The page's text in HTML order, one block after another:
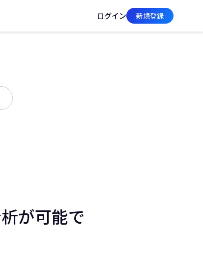
ログイン 新規登録
が可能で